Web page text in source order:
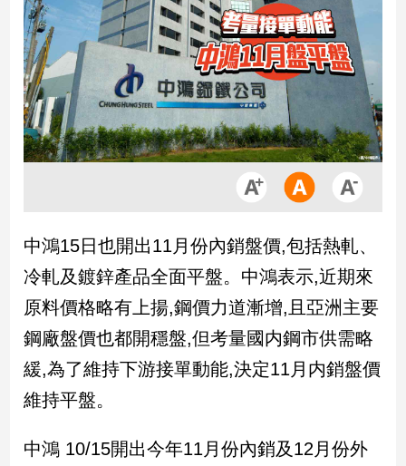
產
經/
股
市
房
地
產
點
政
治
政
焦
點
觀
點
中鴻15日也開出11月份內銷盤價,包括熱軋、
冷軋及鍍鋅產品全面平盤。中鴻表示,近期來
原料價格略有上揚,鋼價力道漸增,且亞洲主要
鋼廠盤價也都開穩盤,但考量國内鋼市供需略
緩,為了維持下游接單動能,決定11月内銷盤價
維持平盤。
中鴻 10/15開出今年11月份內銷及12月份外